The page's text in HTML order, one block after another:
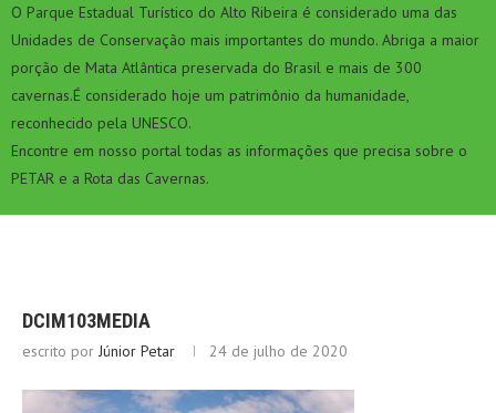
O Parque Estadual Turístico do Alto Ribeira é considerado uma das
Unidades de Conservação mais importantes do mundo. Abriga a maior
porção de Mata Atlântica preservada do Brasil e mais de 300
cavernas.É considerado hoje um patrimônio da humanidade,
reconhecido pela UNESCO.
Encontre em nosso portal todas as informações que precisa sobre o
PETAR e a Rota das Cavernas.
DCIM103MEDIA
escrito por Júnior Petar 24 de julho de 2020